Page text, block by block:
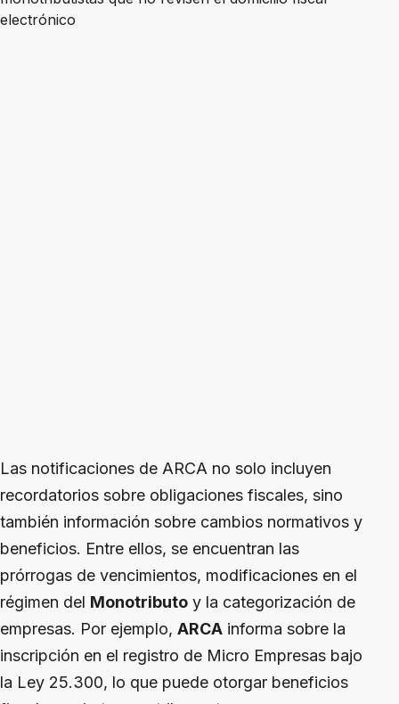
Las notificaciones de ARCA no solo incluyen
recordatorios sobre obligaciones fiscales, sino
también información sobre cambios normativos y
beneficios. Entre ellos, se encuentran las
prórrogas de vencimientos, modificaciones en el
régimen del Monotributo y la categorización de
empresas. Por ejemplo, ARCA informa sobre la
inscripción en el registro de Micro Empresas bajo
la Ley 25.300, lo que puede otorgar beneficios